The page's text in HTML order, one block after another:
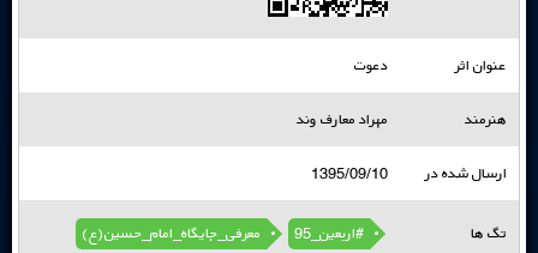
عنوان اثر دعوت
هنرمند مهراد معارف وند
ارسال شده در 1395/09/10
تگ ها #اربعین_95 معرفی_جایگاه_امام_حسین(ع)